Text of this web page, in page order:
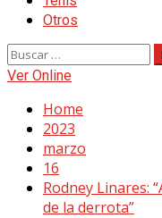
Otros
Buscar:
Ver Online
Home
2023
marzo
16
Rodney Linares:
de la derrota”